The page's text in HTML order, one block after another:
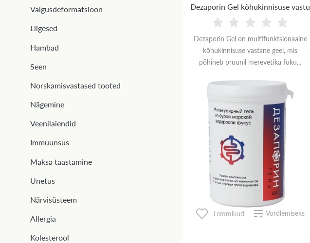
Dezaporin Gel kõhukinnisuse vastu
Dezaporin Gel on multifunktsionaalne
kõhukinnisuse vastane geel, mis
põhineb pruunil merevetika fuku...
Lemmikud Vordlemiseks
Valgusdeformatsioon
Liigesed
Hambad
Seen
Norskamisvastased tooted
Nägemine
Veenilaiendid
Immuunsus
Maksa taastamine
Unetus
Närvisüsteem
Allergia
Kolesterool